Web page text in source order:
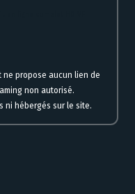
propose aucun lien de
non autorisé.
ni hébergés sur le site.